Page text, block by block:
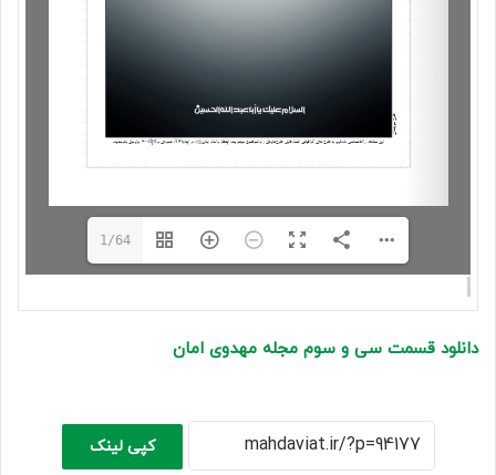
1/64
دانلود قسمت سی و سوم مجله مهدوی امان
کپی لینک